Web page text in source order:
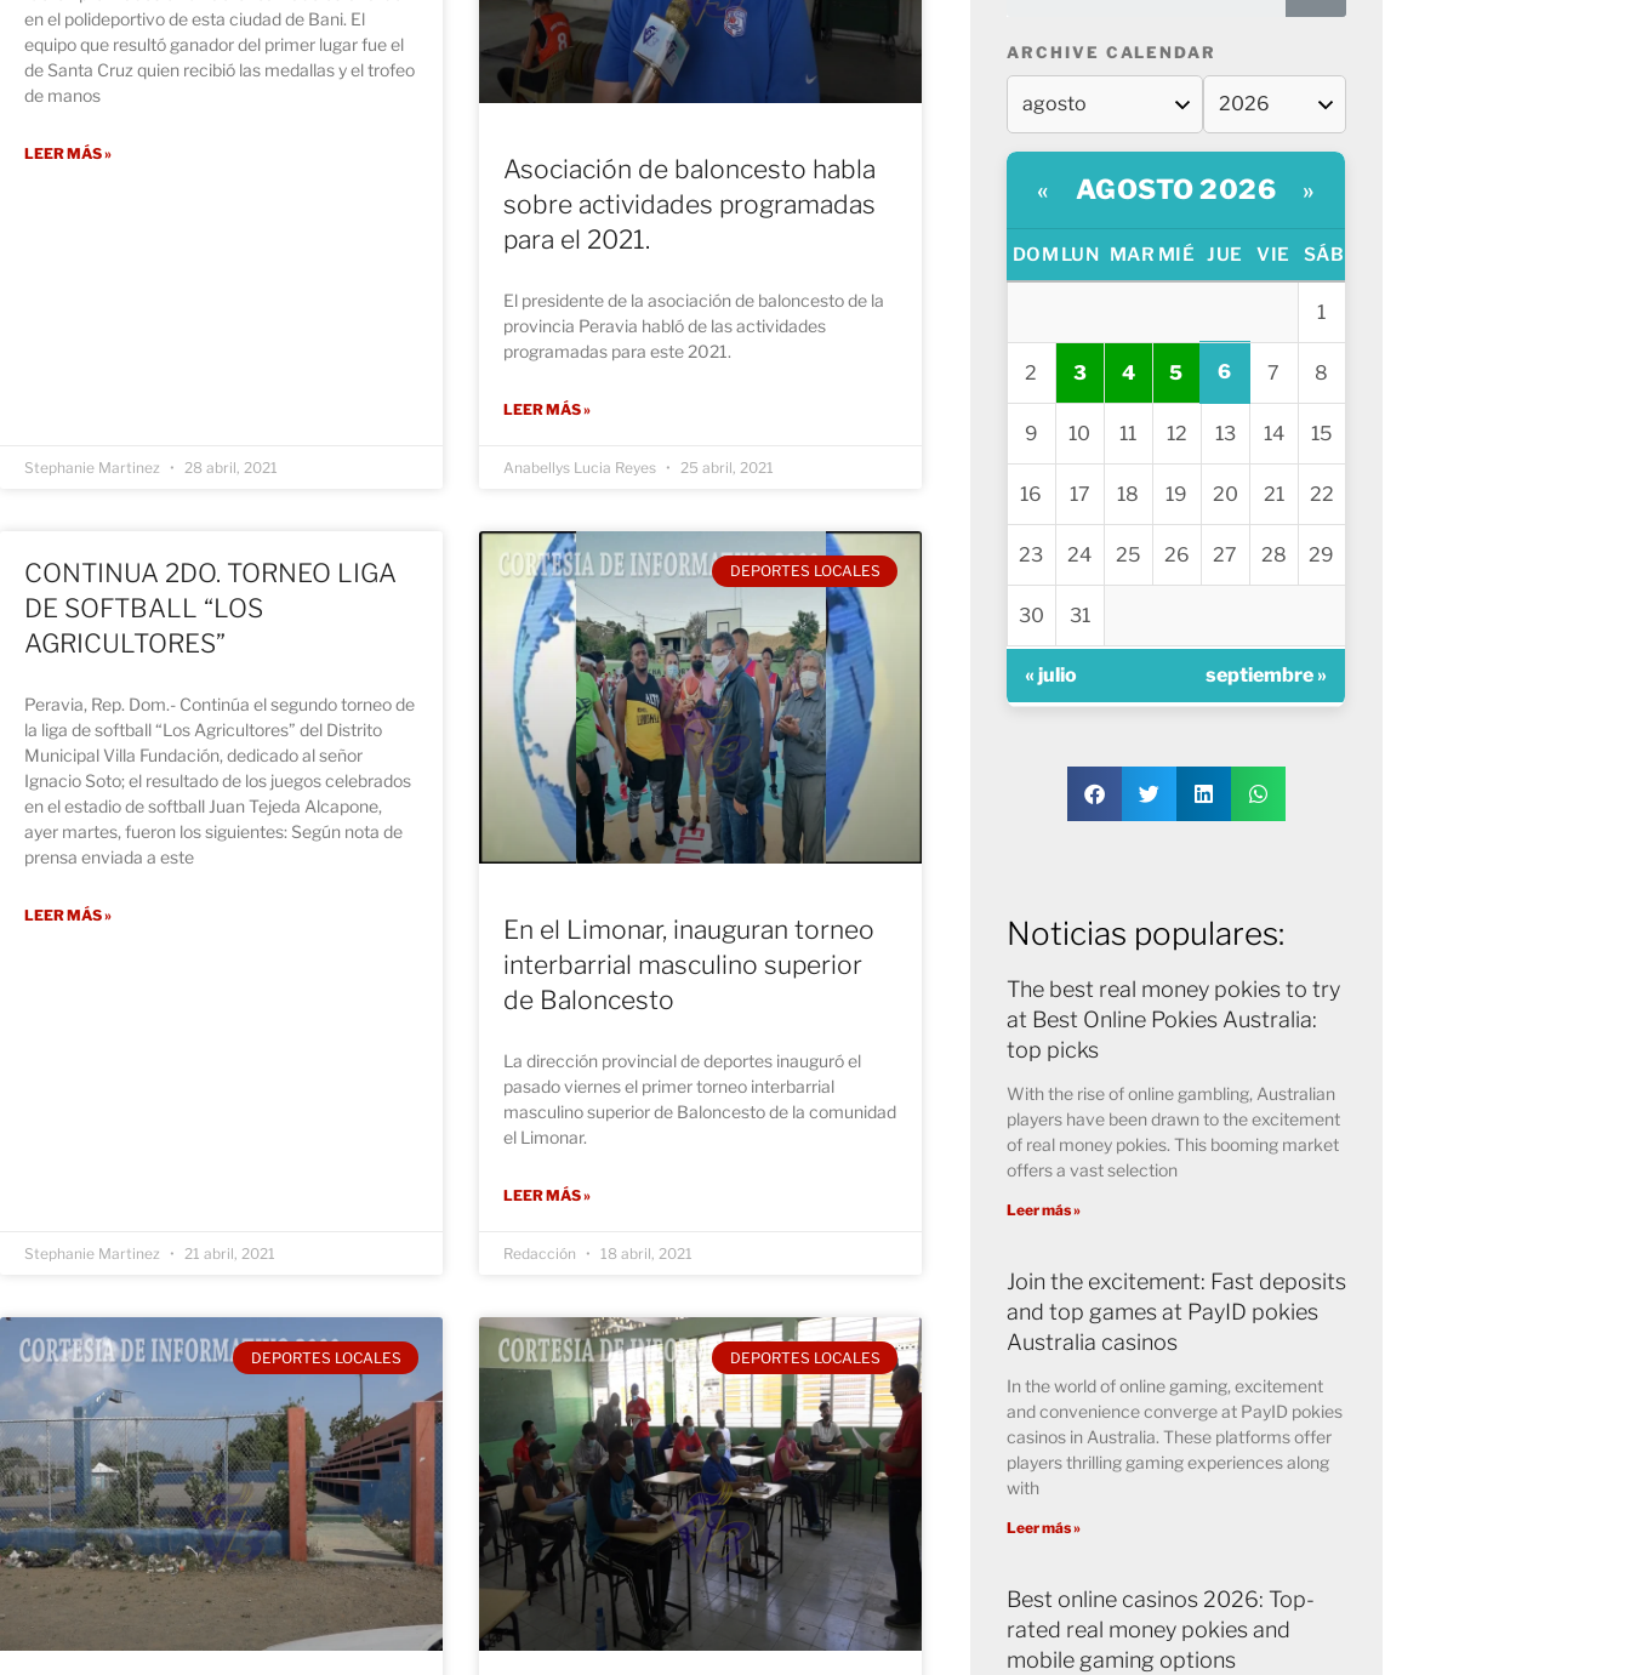
en el polideportivo de esta ciudad de Bani. El
equipo que resultó ganador del primer lugar fue el
de Santa Cruz quien recibió las medallas y el trofeo
de manos
LEER MÁS »
Stephanie Martinez 28 abril, 2021
Asociación de baloncesto habla
sobre actividades programadas
para el 2021.
El presidente de la asociación de baloncesto de la
provincia Peravia habló de las actividades
programadas para este 2021.
LEER MÁS »
Anabellys Lucia Reyes 25 abril, 2021
CONTINUA 2DO. TORNEO LIGA
DE SOFTBALL “LOS
AGRICULTORES”
Peravia, Rep. Dom.- Continúa el segundo torneo de
la liga de softball “Los Agricultores” del Distrito
Municipal Villa Fundación, dedicado al señor
Ignacio Soto; el resultado de los juegos celebrados
en el estadio de softball Juan Tejeda Alcapone,
ayer martes, fueron los siguientes: Según nota de
prensa enviada a este
LEER MÁS »
Stephanie Martinez 21 abril, 2021
DEPORTES LOCALES
En el Limonar, inauguran torneo
interbarrial masculino superior
de Baloncesto
La dirección provincial de deportes inauguró el
pasado viernes el primer torneo interbarrial
masculino superior de Baloncesto de la comunidad
el Limonar.
LEER MÁS »
Redacción 18 abril, 2021
DEPORTES LOCALES DEPORTES LOCALES
ARCHIVE CALENDAR
« AGOSTO 2026 »
DOM LUN MAR MIÉ JUE VIE SÁB
1
2 3 4 5 6 7 8
9 10 11 12 13 14 15
16 17 18 19 20 21 22
23 24 25 26 27 28 29
30 31
« julio septiembre »
Noticias populares:
The best real money pokies to try
at Best Online Pokies Australia:
top picks
With the rise of online gambling, Australian
players have been drawn to the excitement
of real money pokies. This booming market
offers a vast selection
Leer más »
Join the excitement: Fast deposits
and top games at PayID pokies
Australia casinos
In the world of online gaming, excitement
and convenience converge at PayID pokies
casinos in Australia. These platforms offer
players thrilling gaming experiences along
with
Leer más »
Best online casinos 2026: Top-
rated real money pokies and
mobile gaming options